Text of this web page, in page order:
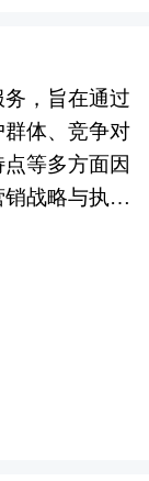
基础设施投
行业有望继
目标的推动
发展机会
段：第一个
主文明和谐
新时代的第
来30年经济
进新时代的
发展的新起
往五年规划
化转型之
2025-2030
争战略研究
瞻性视角构
以市场调研
系统性思
制定者提供
统国别研
重构”三维
是新一代数
系；二是差
界；三是新
，旨在通过
体、竞争对
等多方面因
战略与执行
广告创意、
帮助企业提
户忠诚度以
市场竞争中
着市场竞
，企业对于
这为营销咨